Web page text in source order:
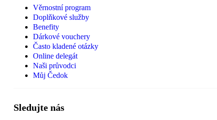
Věrnostní program
Doplňkové služby
Benefity
Dárkové vouchery
Často kladené otázky
Online delegát
Naši průvodci
Můj Čedok
Sledujte nás